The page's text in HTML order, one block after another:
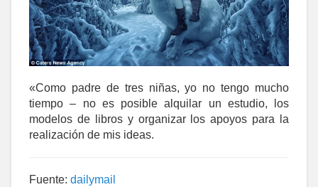
«Como padre de tres niñas, yo no tengo mucho
tiempo – no es posible alquilar un estudio, los
modelos de libros y organizar los apoyos para la
realización de mis ideas.
Fuente: dailymail